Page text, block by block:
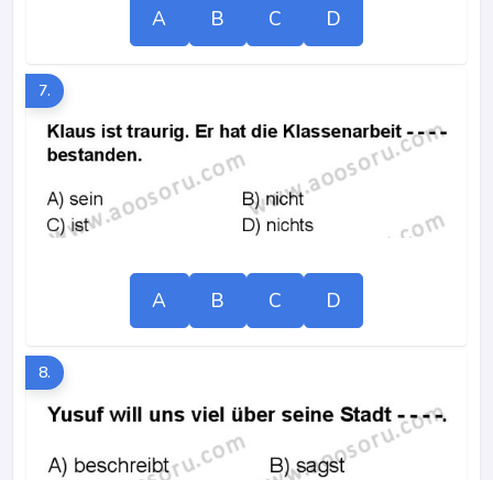
A B C D
7.
A B C D
8.